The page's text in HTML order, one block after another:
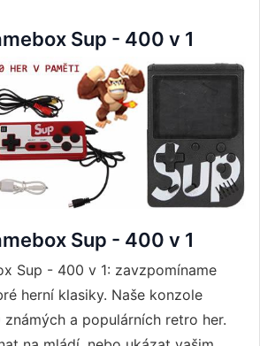
Sup - 400 v 1
Sup - 400 v 1
Sup - 400 v 1: zavzpomíname
herní klasiky. Naše konzole
a populárních retro her.